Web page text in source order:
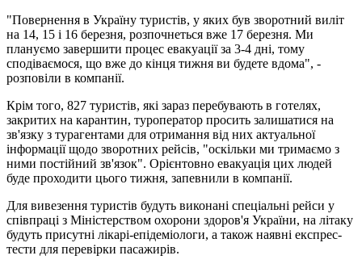
"Повернення в Україну туристів, у яких був зворотний виліт
на 14, 15 і 16 березня, розпочнеться вже 17 березня. Ми
плануємо завершити процес евакуації за 3-4 дні, тому
сподіваємося, що вже до кінця тижня ви будете вдома", -
розповіли в компанії.
Крім того, 827 туристів, які зараз перебувають в готелях,
закритих на карантин, туроператор просить залишатися на
зв'язку з турагентами для отримання від них актуальної
інформації щодо зворотних рейсів, "оскільки ми тримаємо з
ними постійний зв'язок". Орієнтовно евакуація цих людей
буде проходити цього тижня, запевнили в компанії.
Для вивезення туристів будуть виконані спеціальні рейси у
співпраці з Міністерством охорони здоров'я України, на літаку
будуть присутні лікарі-епідеміологи, а також наявні експрес-
тести для перевірки пасажирів.